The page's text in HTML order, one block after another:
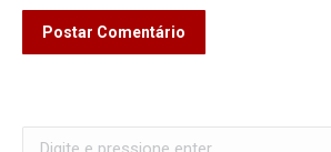
Postar Comentário
Search: